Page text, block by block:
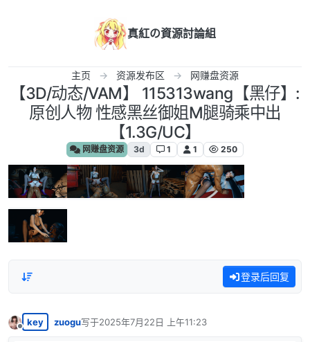
真紅の資源討論組
主页 资源发布区 网赚盘资源
【3D/动态/VAM】 115313wang【黑仔】:
原创人物 性感黑丝御姐M腿骑乘中出
【1.3G/UC】
网赚盘资源 3d 1 1 250
登录后回复
离线
key zuogu写于2025年7月22日 上午11:23
最后由 编辑